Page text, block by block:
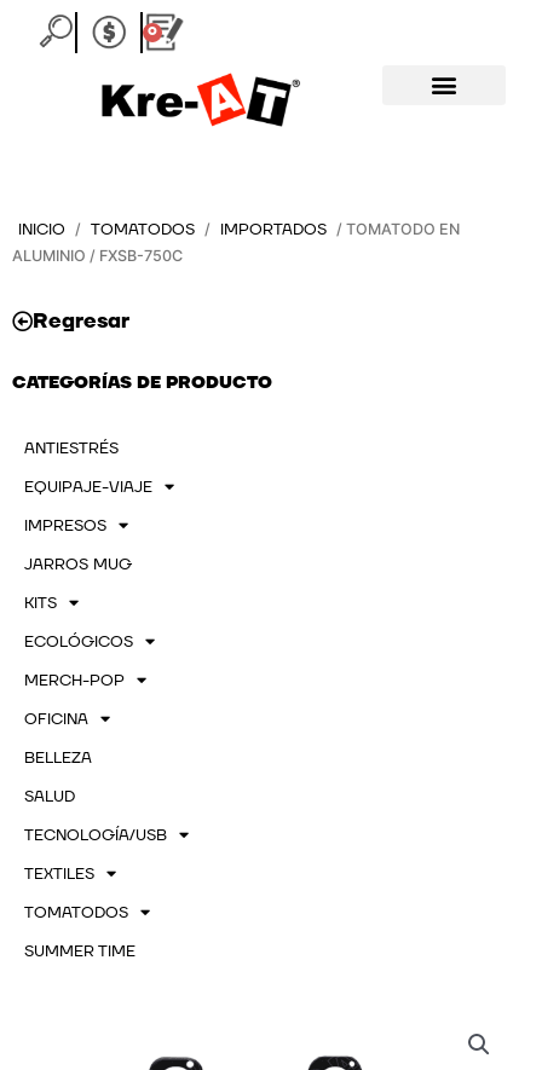
0
Carrito
INICIO / TOMATODOS / IMPORTADOS / TOMATODO EN
ALUMINIO / FXSB-750C
Regresar
CATEGORÍAS DE PRODUCTO
ANTIESTRÉS
EQUIPAJE-VIAJE
IMPRESOS
JARROS MUG
KITS
ECOLÓGICOS
MERCH-POP
OFICINA
BELLEZA
SALUD
TECNOLOGÍA/USB
TEXTILES
TOMATODOS
SUMMER TIME